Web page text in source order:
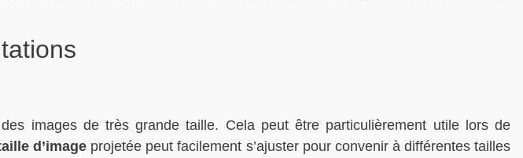
images de très grande taille. Cela peut être particulièrement utile lors de
d’image projetée peut facilement s’ajuster pour convenir à différentes tailles